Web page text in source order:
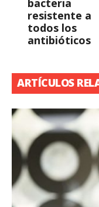
bacteria
resistente a
todos los
antibióticos
ARTÍCULOS